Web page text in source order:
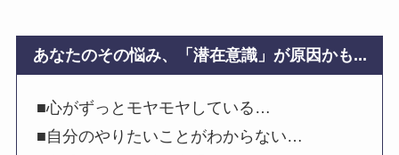
あなたのその悩み、「潜在意識」が原因かも...
■心がずっとモヤモヤしている…
■自分のやりたいことがわからない…